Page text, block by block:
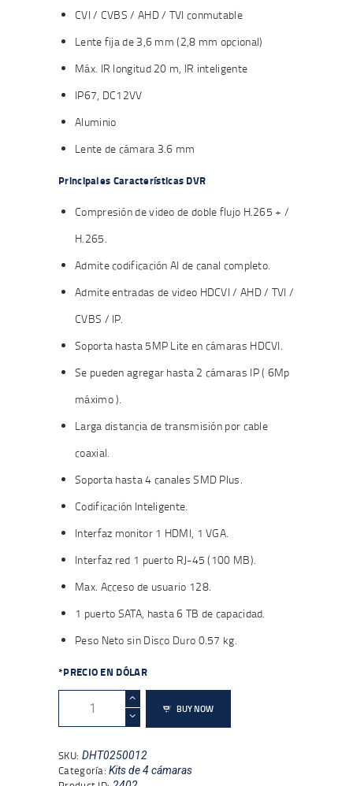
CVI / CVBS / AHD / TVI conmutable
Lente fija de 3,6 mm (2,8 mm opcional)
Máx. IR longitud 20 m, IR inteligente
IP67, DC12VV
Aluminio
Lente de cámara 3.6 mm
Principales Características DVR
Compresión de video de doble flujo H.265 + /
H.265.
Admite codificación AI de canal completo.
Admite entradas de video HDCVI / AHD / TVI /
CVBS / IP.
Soporta hasta 5MP Lite en cámaras HDCVI.
Se pueden agregar hasta 2 cámaras IP ( 6Mp
máximo ).
Larga distancia de transmisión por cable
coaxial.
Soporta hasta 4 canales SMD Plus.
Codificación Inteligente.
Interfaz monitor 1 HDMI, 1 VGA.
Interfaz red 1 puerto RJ-45 (100 MB).
Max. Acceso de usuario 128.
1 puerto SATA, hasta 6 TB de capacidad.
Peso Neto sin Disco Duro 0.57 kg.
*PRECIO EN DÓLAR
KITXVR1B04H-
I+4B2A51
BUY NOW
SKU: DHT0250012
Categoría:Kits de 4 cámaras